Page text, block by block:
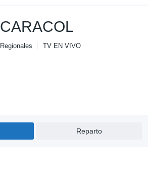
CARACOL
Regionales TV EN VIVO
Reparto